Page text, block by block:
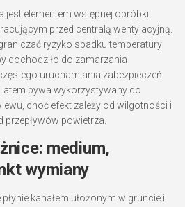
jest elementem wstępnej obróbki
przed centralą wentylacyjną.
ryzyko spadku temperatury
dochodziło do zamarzania
uruchamiania zabezpieczeń
bywa wykorzystywany do
choć efekt zależy od wilgotności i
powietrza.
medium,
wymiany
kanałem ułożonym w gruncie i